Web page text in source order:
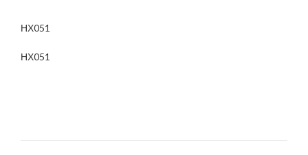
ΗΧ051
ΗΧ051